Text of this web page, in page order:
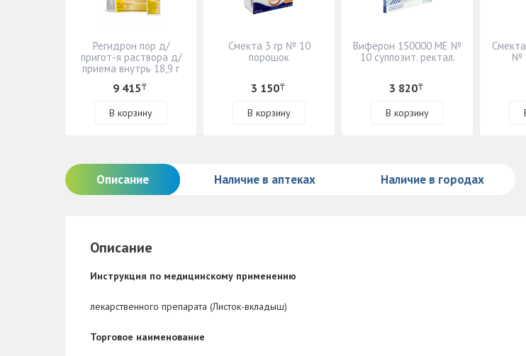
Регидрон пор д/
пригот-я раствора д/
приема внутрь 18,9 г
9 415₸
В корзину
Смекта 3 гр № 10
порошок
3 150₸
В корзину
Виферон 150000 МЕ №
10 суппозит. ректал.
3 820₸
В корзину
№
Описание Наличие в аптеках Наличие в городах
Описание
Инструкция по медицинскому применению
лекарственного препарата (Листок-вкладыш)
Торговое наименование